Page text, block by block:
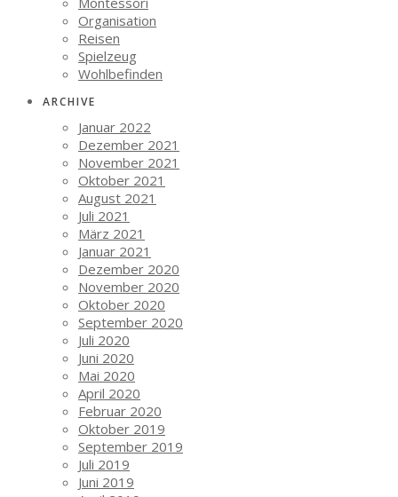
Organisation
Reisen
Spielzeug
Wohlbefinden
ARCHIVE
Januar 2022
Dezember 2021
November 2021
Oktober 2021
August 2021
Juli 2021
März 2021
Januar 2021
Dezember 2020
November 2020
Oktober 2020
September 2020
Juli 2020
Juni 2020
Mai 2020
April 2020
Februar 2020
Oktober 2019
September 2019
Juli 2019
Juni 2019